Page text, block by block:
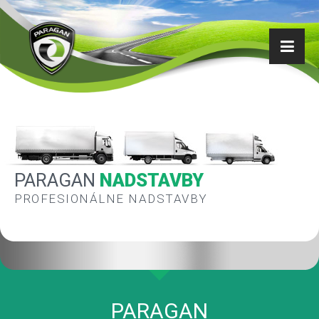
PARAGAN NADSTAVBY
PROFESIONÁLNE NADSTAVBY
PARAGAN